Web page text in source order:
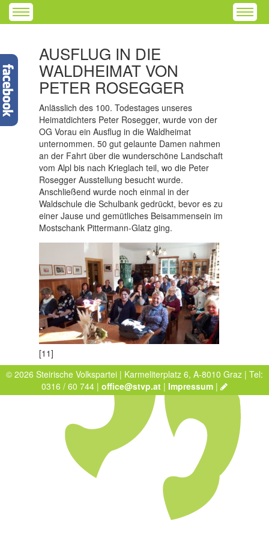
AUSFLUG IN DIE
WALDHEIMAT VON
PETER ROSEGGER
Anlässlich des 100. Todestages unseres
Heimatdichters Peter Rosegger, wurde von der
OG Vorau ein Ausflug in die Waldheimat
unternommen. 50 gut gelaunte Damen nahmen
an der Fahrt über die wunderschöne Landschaft
vom Alpl bis nach Krieglach teil, wo die Peter
Rosegger Ausstellung besucht wurde.
Anschließend wurde noch einmal in der
Waldschule die Schulbank gedrückt, bevor es zu
einer Jause und gemütliches Beisammensein im
Mostschank Pittermann-Glatz ging.
[11]
© 2026 Steirische Volkspartei | Karmeliterplatz 6, A-8010 Graz | Tel:
0316 / 60 744 | office@stvp.at | Impressum |